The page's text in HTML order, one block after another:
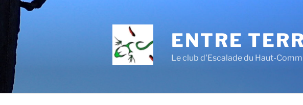
contenu
principal
ENTRE
Le club d'Escalade du Haut-